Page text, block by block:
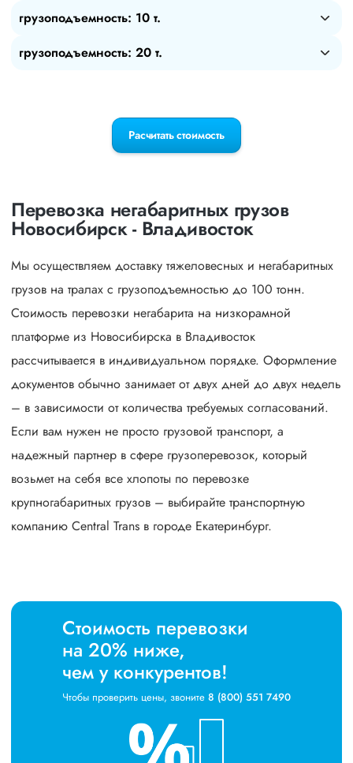
грузоподъемность: 10 т.
грузоподъемность: 20 т.
Расчитать стоимость
Перевозка негабаритных грузов
Новосибирск - Владивосток
Мы осуществляем доставку тяжеловесных и негабаритных
грузов на тралах с грузоподъемностью до 100 тонн.
Стоимость перевозки негабарита на низкорамной
платформе из Новосибирска в Владивосток
рассчитывается в индивидуальном порядке. Оформление
документов обычно занимает от двух дней до двух недель
– в зависимости от количества требуемых согласований.
Если вам нужен не просто грузовой транспорт, а
надежный партнер в сфере грузоперевозок, который
возьмет на себя все хлопоты по перевозке
крупногабаритных грузов – выбирайте транспортную
компанию Central Trans в городе Екатеринбург.
Стоимость перевозки
на 20% ниже,
чем у конкурентов!
Чтобы проверить цены, звоните 8 (800) 551 7490